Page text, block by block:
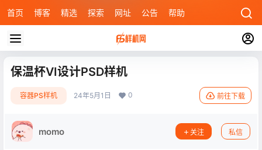
首页 博客 精选 探索 网址 公告 帮助
保温杯VI设计PSD样机
容器PS样机 24年5月1日 0 前往下载
momo 关注 私信